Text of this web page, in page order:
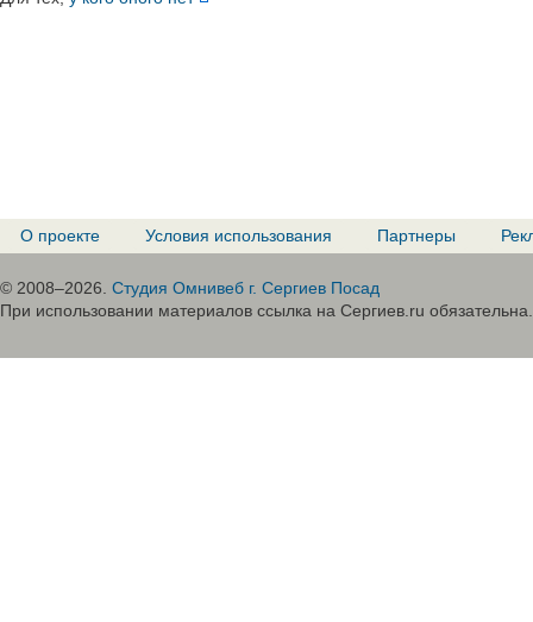
О проекте Условия использования Партнеры
© 2008–2026. Студия Омнивеб г. Сергиев Посад
При использовании материалов ссылка на Сергиев.ru обязательна.